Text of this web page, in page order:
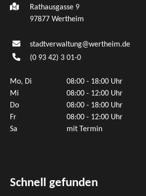
Rathausgasse 9
97877 Wertheim
stadtverwaltung@wertheim.de
(0 93 42) 3 01-0
Mo, Di
08:00 - 18:00 Uhr
Mi
08:00 - 12:00 Uhr
Do
08:00 - 18:00 Uhr
Fr
08:00 - 12:00 Uhr
Sa
mit Termin
Schnell gefunden